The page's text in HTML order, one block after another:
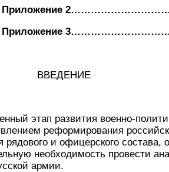
Приложение
Приложение
этап развития военно-
реформирования
рядового и офицерского состава,
необходимость провести
армии.